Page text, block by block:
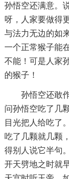
孙悟空还满意。
呀，人家要做得
与法力无边的如
一个正常猴子能
不能！可是人家
的猴子！
孙悟空还敢
问孙悟空吃了几
目光把人给吃了
吃了几颗就几颗
得别人说它半句
开天劈地之时就